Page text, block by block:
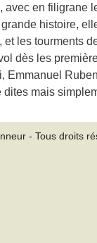
avec en filigrane
histoire,
les tourments
dès les
Emmanuel
mais
- Tous droits